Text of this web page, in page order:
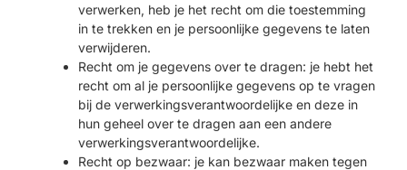
verwerken, heb je het recht om die toestemming
in te trekken en je persoonlijke gegevens te laten
verwijderen.
Recht om je gegevens over te dragen: je hebt het
recht om al je persoonlijke gegevens op te vragen
bij de verwerkingsverantwoordelijke en deze in
hun geheel over te dragen aan een andere
verwerkingsverantwoordelijke.
Recht op bezwaar: je kan bezwaar maken tegen